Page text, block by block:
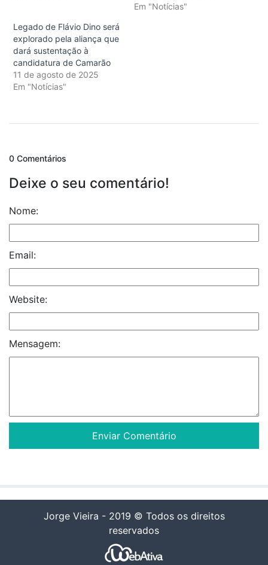
Em "Notícias"
Legado de Flávio Dino será
explorado pela aliança que
dará sustentação à
candidatura de Camarão
11 de agosto de 2025
Em "Notícias"
0 Comentários
Deixe o seu comentário!
Nome:
Email:
Website:
Mensagem:
Jorge Vieira - 2019 © Todos os direitos
reservados